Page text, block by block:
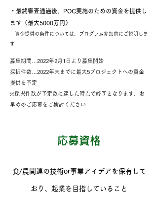
・最終審査通過後、POC実施のための資金を提供し
ます（最大5000万円）
資金提供の条件については、プログラム参加前にご説明しま
す
募集期間…2022年2月1日より募集開始
採択件数…2022年末までに最大5プロジェクトへの資金
提供を予定
※採択件数が予定数に達した時点で終了となります、お
早めのご応募をご検討ください
​応募資格
食/農関連の技術or事業アイデアを保有して
おり、起業を目指していること